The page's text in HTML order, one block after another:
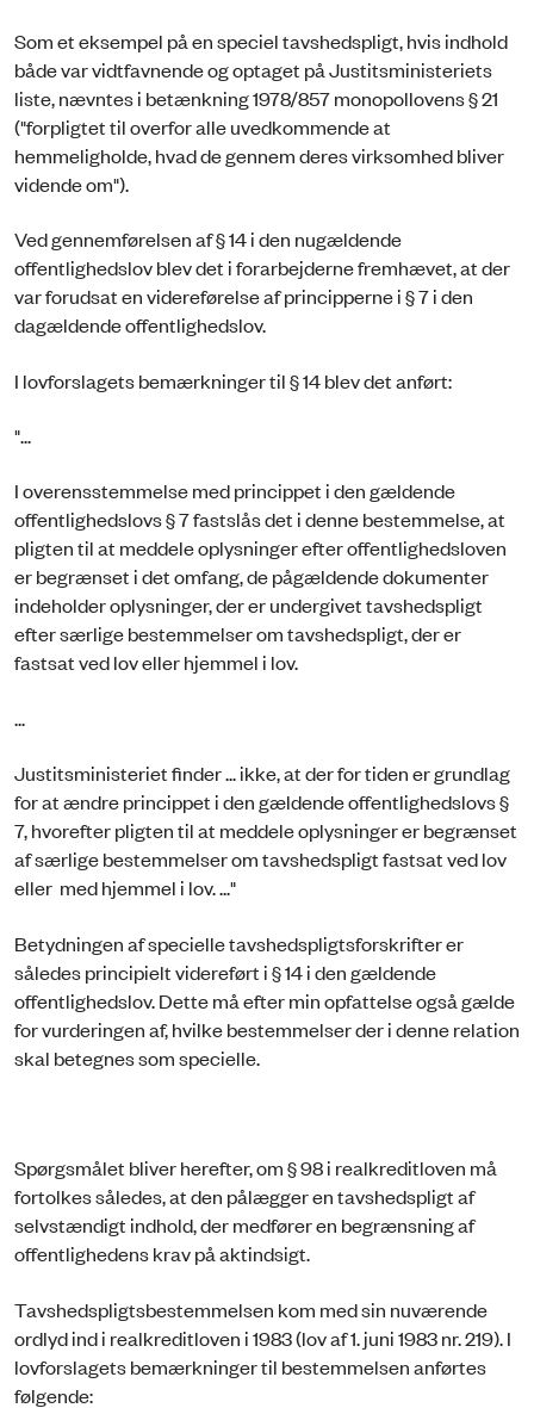
Som et eksempel på en speciel tavshedspligt, hvis indhold
både var vidtfavnende og optaget på Justitsministeriets
liste, nævntes i betænkning 1978/857 monopollovens § 21
("forpligtet til overfor alle uvedkommende at
hemmeligholde, hvad de gennem deres virksomhed bliver
vidende om").
Ved gennemførelsen af § 14 i den nugældende
offentlighedslov blev det i forarbejderne fremhævet, at der
var forudsat en videreførelse af principperne i § 7 i den
dagældende offentlighedslov.
I lovforslagets bemærkninger til § 14 blev det anført:
"...
I overensstemmelse med princippet i den gældende
offentlighedslovs § 7 fastslås det i denne bestemmelse, at
pligten til at meddele oplysninger efter offentlighedsloven
er begrænset i det omfang, de pågældende dokumenter
indeholder oplysninger, der er undergivet tavshedspligt
efter særlige bestemmelser om tavshedspligt, der er
fastsat ved lov eller hjemmel i lov.
...
Justitsministeriet finder ... ikke, at der for tiden er grundlag
for at ændre princippet i den gældende offentlighedslovs §
7, hvorefter pligten til at meddele oplysninger er begrænset
af særlige bestemmelser om tavshedspligt fastsat ved lov
eller med hjemmel i lov. ..."
Betydningen af specielle tavshedspligtsforskrifter er
således principielt videreført i § 14 i den gældende
offentlighedslov. Dette må efter min opfattelse også gælde
for vurderingen af, hvilke bestemmelser der i denne relation
skal betegnes som specielle.
Spørgsmålet bliver herefter, om § 98 i realkreditloven må
fortolkes således, at den pålægger en tavshedspligt af
selvstændigt indhold, der medfører en begrænsning af
offentlighedens krav på aktindsigt.
Tavshedspligtsbestemmelsen kom med sin nuværende
ordlyd ind i realkreditloven i 1983 (lov af 1. juni 1983 nr. 219). I
lovforslagets bemærkninger til bestemmelsen anførtes
følgende: